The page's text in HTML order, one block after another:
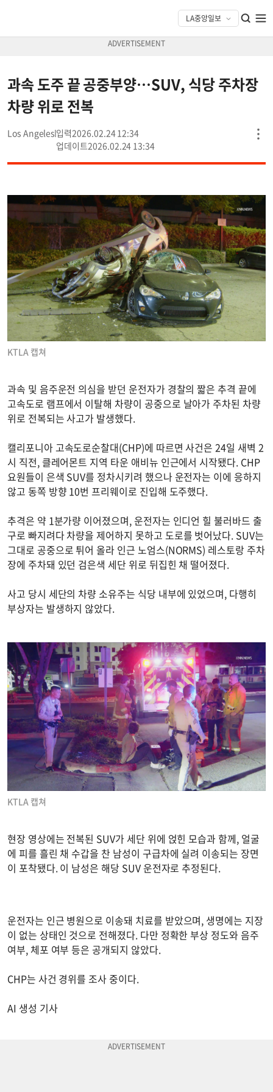
과속 도주 끝 공중부양…SUV, 식당 주차장
차량 위로 전복
Los Angeles
2026.02.24 12:34
2026.02.24 13:34
KTLA 캡쳐
과속 및 음주운전 의심을 받던 운전자가 경찰의 짧은 추격 끝에
고속도로 램프에서 이탈해 차량이 공중으로 날아가 주차된 차량
위로 전복되는 사고가 발생했다.
캘리포니아 고속도로순찰대(CHP)에 따르면 사건은 24일 새벽 2
시 직전, 클레어몬트 지역 타운 애비뉴 인근에서 시작됐다. CHP
요원들이 은색 SUV를 정차시키려 했으나 운전자는 이에 응하지
않고 동쪽 방향 10번 프리웨이로 진입해 도주했다.
추격은 약 1분가량 이어졌으며, 운전자는 인디언 힐 불러바드 출
구로 빠지려다 차량을 제어하지 못하고 도로를 벗어났다. SUV는
그대로 공중으로 튀어 올라 인근 노엄스(NORMS) 레스토랑 주차
장에 주차돼 있던 검은색 세단 위로 뒤집힌 채 떨어졌다.
사고 당시 세단의 차량 소유주는 식당 내부에 있었으며, 다행히
부상자는 발생하지 않았다.
KTLA 캡쳐
현장 영상에는 전복된 SUV가 세단 위에 얹힌 모습과 함께, 얼굴
에 피를 흘린 채 수갑을 찬 남성이 구급차에 실려 이송되는 장면
이 포착됐다. 이 남성은 해당 SUV 운전자로 추정된다.
운전자는 인근 병원으로 이송돼 치료를 받았으며, 생명에는 지장
이 없는 상태인 것으로 전해졌다. 다만 정확한 부상 정도와 음주
여부, 체포 여부 등은 공개되지 않았다.
CHP는 사건 경위를 조사 중이다.
AI 생성 기사